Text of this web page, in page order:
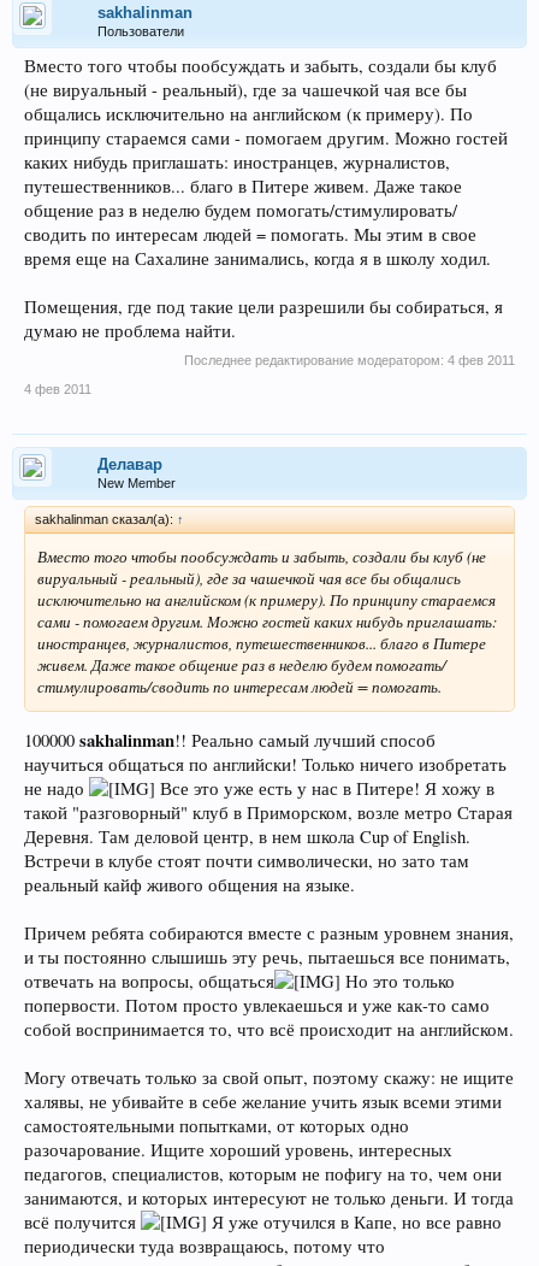
sakhalinman
Пользователи
Вместо того чтобы пообсуждать и забыть, создали бы клуб
(не вируальный - реальный), где за чашечкой чая все бы
общались исключительно на английском (к примеру). По
принципу стараемся сами - помогаем другим. Можно гостей
каких нибудь приглашать: иностранцев, журналистов,
путешественников... благо в Питере живем. Даже такое
общение раз в неделю будем помогать/стимулировать/
сводить по интересам людей = помогать. Мы этим в свое
время еще на Сахалине занимались, когда я в школу ходил.
Помещения, где под такие цели разрешили бы собираться, я
думаю не проблема найти.
Последнее редактирование модератором: 4 фев 2011
4 фев 2011
Делавар
New Member
sakhalinman сказал(а): ↑
Вместо того чтобы пообсуждать и забыть, создали бы клуб (не
вируальный - реальный), где за чашечкой чая все бы общались
исключительно на английском (к примеру). По принципу стараемся
сами - помогаем другим. Можно гостей каких нибудь приглашать:
иностранцев, журналистов, путешественников... благо в Питере
живем. Даже такое общение раз в неделю будем помогать/
стимулировать/сводить по интересам людей = помогать.
100000 sakhalinman!! Реально самый лучший способ
научиться общаться по английски! Только ничего изобретать
не надо
Все это уже есть у нас в Питере! Я хожу в
такой "разговорный" клуб в Приморском, возле метро Старая
Деревня. Там деловой центр, в нем школа Cup of English.
Встречи в клубе стоят почти символически, но зато там
реальный кайф живого общения на языке.
Причем ребята собираются вместе с разным уровнем знания,
и ты постоянно слышишь эту речь, пытаешься все понимать,
отвечать на вопросы, общаться
Но это только
попервости. Потом просто увлекаешься и уже как-то само
собой воспринимается то, что всё происходит на английском.
Могу отвечать только за свой опыт, поэтому скажу: не ищите
халявы, не убивайте в себе желание учить язык всеми этими
самостоятельными попытками, от которых одно
разочарование. Ищите хороший уровень, интересных
педагогов, специалистов, которым не пофигу на то, чем они
занимаются, и которых интересуют не только деньги. И тогда
всё получится
Я уже отучился в Капе, но все равно
периодически туда возвращаюсь, потому что